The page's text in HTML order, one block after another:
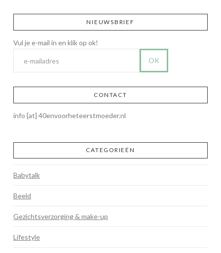
NIEUWSBRIEF
CONTACT
info [at] 40envoorheteerstmoeder.nl
CATEGORIEËN
Babytalk
Beeld
Gezichtsverzorging & make-up
Lifestyle